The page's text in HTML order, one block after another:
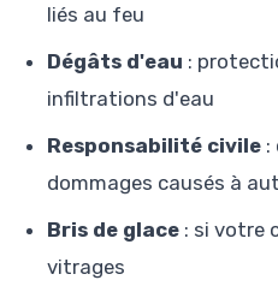
liés au feu
Dégâts d'eau :
infiltrations d'eau
Responsabilité civile :
dommages causés à
Bris de glace : si votre
vitrages